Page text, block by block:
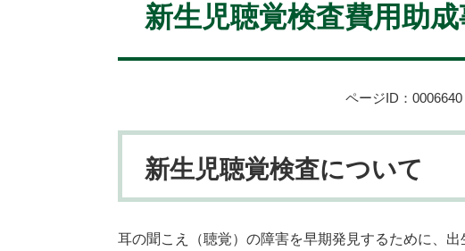
新生児聴覚検査費用助
ページID：0006640
新生児聴覚検査について
耳の聞こえ（聴覚）の障害を早期発見するために、出